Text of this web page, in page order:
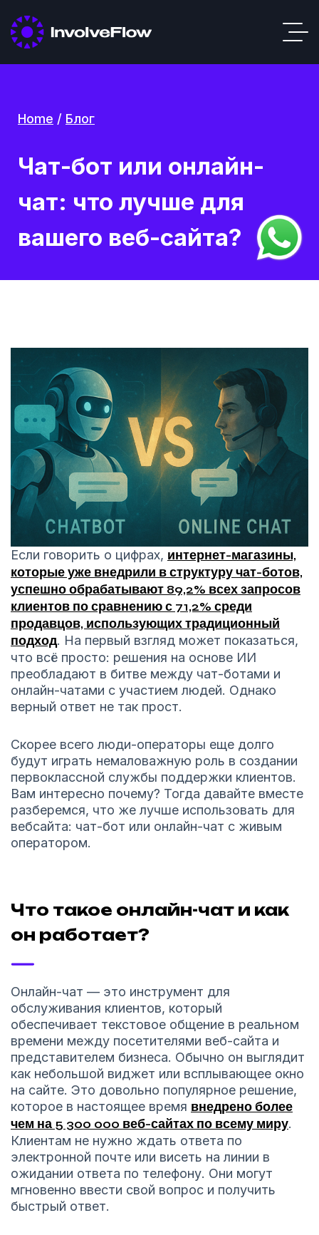
Home / Блог
Чат-бот или онлайн-
чат: что лучше для
вашего веб-сайта?
Если говорить о цифрах, интернет-магазины,
которые уже внедрили в структуру чат-ботов,
успешно обрабатывают 89,2% всех запросов
клиентов по сравнению с 71,2% среди
продавцов, использующих традиционный
подход. На первый взгляд может показаться,
что всё просто: решения на основе ИИ
преобладают в битве между чат-ботами и
онлайн-чатами с участием людей. Однако
верный ответ не так прост.
Скорее всего люди-операторы еще долго
будут играть немаловажную роль в создании
первоклассной службы поддержки клиентов.
Вам интересно почему? Тогда давайте вместе
разберемся, что же лучше использовать для
вебсайта: чат-бот или онлайн-чат с живым
оператором.
Что такое онлайн-чат и как
он работает?
Онлайн-чат — это инструмент для
обслуживания клиентов, который
обеспечивает текстовое общение в реальном
времени между посетителями веб-сайта и
представителем бизнеса. Обычно он выглядит
как небольшой виджет или всплывающее окно
на сайте. Это довольно популярное решение,
которое в настоящее время внедрено более
чем на 5 300 000 веб-сайтах по всему миру.
Клиентам не нужно ждать ответа по
электронной почте или висеть на линии в
ожидании ответа по телефону. Они могут
мгновенно ввести свой вопрос и получить
быстрый ответ.